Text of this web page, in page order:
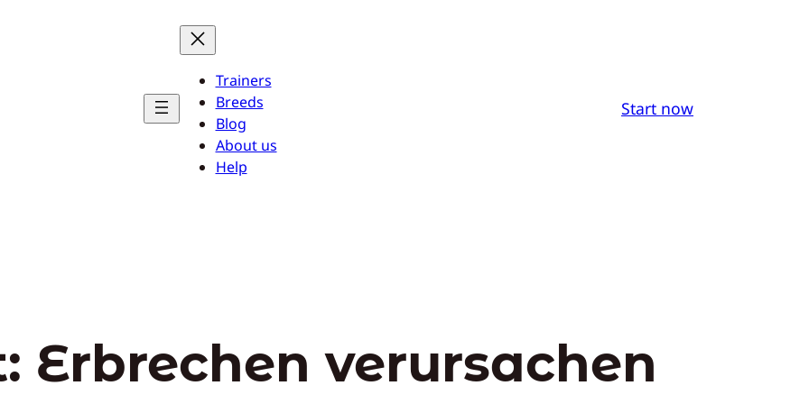
Trainers
Breeds
Blog
About us
Help
Start now
Erbrechen verursachen